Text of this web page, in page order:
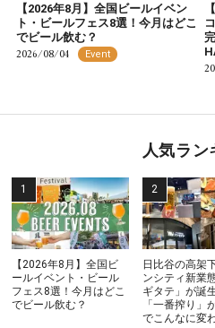
【2026年8月】全国ビールイベン
ト・ビールフェス8選！今月はどこ
でビール飲む？
2026/08/04 Event
人気ラン
【2026年8月】全国ビ
ールイベント・ビール
フェス8選！今月はどこ
でビール飲む？
日比谷の高架
ンシティ新業
ギタテ」が誕
「一番搾り」
でこんなに変